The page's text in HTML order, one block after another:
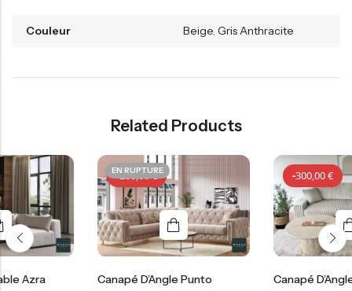
Couleur Beige, Gris Anthracite
Related Products
€
EN RUPTURE
Canapé D’Angle Punto
Canapé D’Angle Mini